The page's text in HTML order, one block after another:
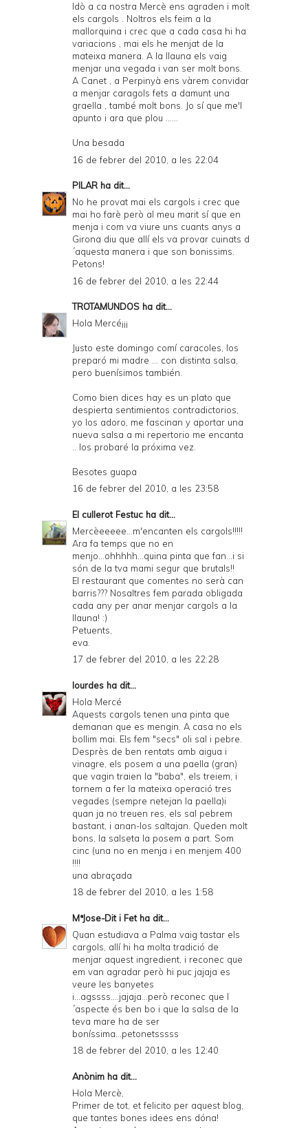
Idò a ca nostra Mercè ens agraden i molt
els cargols . Noltros els feim a la
mallorquina i crec que a cada casa hi ha
variacions , mai els he menjat de la
mateixa manera. A la llauna els vaig
menjar una vegada i van ser molt bons.
A Canet , a Perpinyà ens vàrem convidar
a menjar caragols fets a damunt una
graella , també molt bons. Jo sí que me'l
apunto i ara que plou ......
Una besada
16 de febrer del 2010, a les 22:04
PILAR ha dit...
No he provat mai els cargols i crec que
mai ho farè però al meu marit sí que en
menja i com va viure uns cuants anys a
Girona diu que allí els va provar cuinats d
´aquesta manera i que son bonissims.
Petons!
16 de febrer del 2010, a les 22:44
TROTAMUNDOS ha dit...
Hola Mercé¡¡¡
Justo este domingo comí caracoles, los
preparó mi madre ... con distinta salsa,
pero buenísimos también.
Como bien dices hay es un plato que
despierta sentimientos contradictorios,
yo los adoro, me fascinan y aportar una
nueva salsa a mi repertorio me encanta
.. los probaré la próxima vez.
Besotes guapa
16 de febrer del 2010, a les 23:58
El cullerot Festuc ha dit...
Mercèeeeee...m'encanten els cargols!!!!!
Ara fa temps que no en
menjo...ohhhhh...quina pinta que fan...i si
són de la tva mami segur que brutals!!
El restaurant que comentes no serà can
barris??? Nosaltres fem parada obligada
cada any per anar menjar cargols a la
llauna! :)
Petuents,
eva.
17 de febrer del 2010, a les 22:28
lourdes ha dit...
Hola Mercé
Aquests cargols tenen una pinta que
demanan que es mengin. A casa no els
bollim mai. Els fem "secs" oli sal i pebre.
Desprès de ben rentats amb aigua i
vinagre, els posem a una paella (gran)
que vagin traien la "baba", els treiem, i
tornem a fer la mateixa operació tres
vegades (sempre netejan la paella)i
quan ja no treuen res, els sal pebrem
bastant, i anan-los saltajan. Queden molt
bons, la salseta la posem a part. Som
cinc (una no en menja i en menjem 400
!!!!
una abraçada
18 de febrer del 2010, a les 1:58
MªJose-Dit i Fetha dit...
Quan estudiava a Palma vaig tastar els
cargols, allí hi ha molta tradició de
menjar aquest ingredient, i reconec que
em van agradar però hi puc jajaja es
veure les banyetes
i...agssss....jajaja...però reconec que l
´aspecte és ben bo i que la salsa de la
teva mare ha de ser
boníssima...petonetsssss
18 de febrer del 2010, a les 12:40
Anònim ha dit...
Hola Mercè,
Primer de tot, et felicito per aquest blog,
que tantes bones idees ens dóna!